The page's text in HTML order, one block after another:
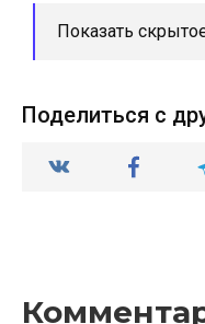
Показать